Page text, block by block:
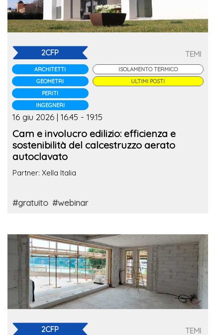
2CFP
ARCHITETTI
GEOMETRI
PERITI
INGEGNERI
TEMI
ISOLAMENTO TERMICO
ULTIMI POSTI
16 giu 2026 | 16.45 - 19.15
Cam e involucro edilizio: efficienza e
sostenibilità del calcestruzzo aerato
autoclavato
Partner: Xella Italia
#gratuito #webinar
2CFP TEMI